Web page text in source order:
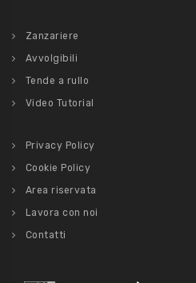
Zanzariere
Avvolgibili
Tende a rullo
Video Tutorial
Privacy Policy
Cookie Policy
Area riservata
Lavora con noi
Contatti